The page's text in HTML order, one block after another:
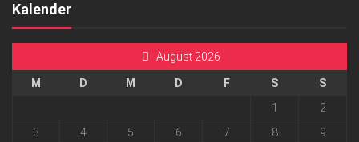
Kalender
August 2026
M D M D F S
S
1
2
3
4 5 6 7 8
9